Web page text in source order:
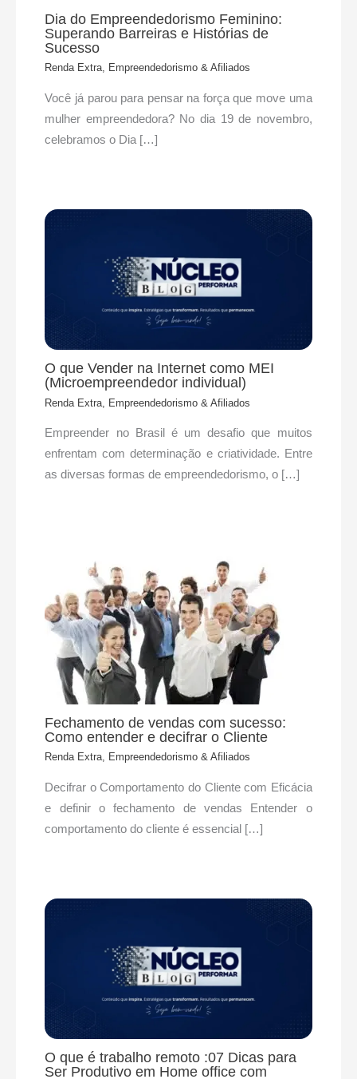
Dia do Empreendedorismo Feminino:
Superando Barreiras e Histórias de
Sucesso
Renda Extra, Empreendedorismo & Afiliados
Você já parou para pensar na força que move uma
mulher empreendedora? No dia 19 de novembro,
celebramos o Dia […]
O que Vender na Internet como MEI
(Microempreendedor individual)
Renda Extra, Empreendedorismo & Afiliados
Empreender no Brasil é um desafio que muitos
enfrentam com determinação e criatividade. Entre
as diversas formas de empreendedorismo, o […]
Fechamento de vendas com sucesso:
Como entender e decifrar o Cliente
Renda Extra, Empreendedorismo & Afiliados
Decifrar o Comportamento do Cliente com Eficácia
e definir o fechamento de vendas Entender o
comportamento do cliente é essencial […]
O que é trabalho remoto :07 Dicas para
Ser Produtivo em Home office com